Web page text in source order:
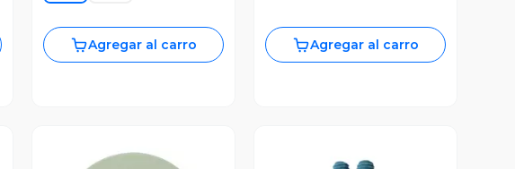
Agregar al carro Agregar al carro